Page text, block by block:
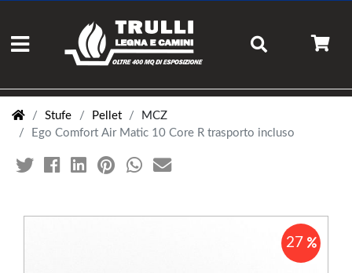
Stufe Pellet
MCZ
Ego Comfort Air Matic 10 Core R trasporto incluso
27